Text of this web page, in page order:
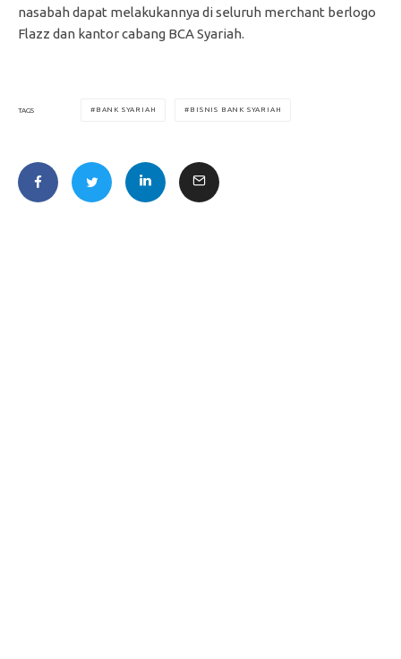
nasabah dapat melakukannya di seluruh merchant berlogo
Flazz dan kantor cabang BCA Syariah.
TAGS BANK SYARIAH BISNIS BANK SYARIAH